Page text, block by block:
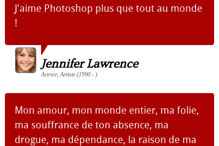
J'aime Photoshop plus que tout au monde
!
Jennifer Lawrence
Actrice, Artiste (1990 - )
Mon amour, mon monde entier, ma folie,
ma souffrance de ton absence, ma
drogue, ma dépendance, la raison de ma